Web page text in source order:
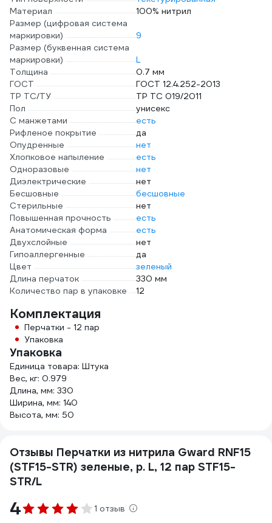
Материал
100% нитрил
Размер (цифровая система
маркировки)
9
Размер (буквенная система
маркировки)
L
Толщина
0.7 мм
ГОСТ
ГОСТ 12.4.252-2013
ТР ТС/ТУ
ТР ТС 019/2011
Пол
унисекс
С манжетами
есть
Рифленое покрытие
да
Опудренные
нет
Хлопковое напыление
есть
Одноразовые
нет
Диэлектрические
нет
Бесшовные
бесшовные
Стерильные
нет
Повышенная прочность
есть
Анатомическая форма
есть
Двухслойные
нет
Гипоаллергенные
да
Цвет
зеленый
Длина перчаток
330 мм
Количество пар в упаковке
12
Комплектация
Перчатки - 12 пар
Упаковка
Упаковка
Единица товара: Штука
Вес, кг: 0.979
Длина, мм: 330
Ширина, мм: 140
Высота, мм: 50
Отзывы Перчатки из нитрила Gward RNF15
(STF15-STR) зеленые, р. L, 12 пар STF15-
STR/L
4 1 отзыв